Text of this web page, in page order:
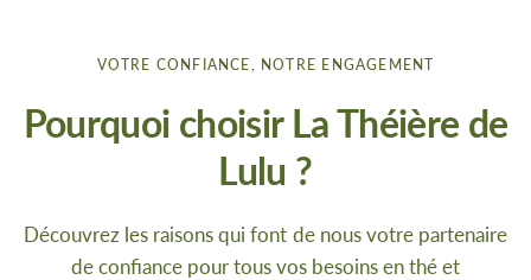
VOTRE CONFIANCE, NOTRE ENGAGEMENT
Pourquoi choisir La Théière de
Lulu ?
Découvrez les raisons qui font de nous votre partenaire
de confiance pour tous vos besoins en thé et